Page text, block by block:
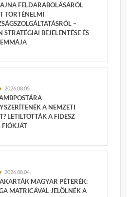
FELDARABOLÁSÁRÓL
TÖRTÉNELMI
–
BEJELENTÉSE ÉS
2026.08.05.
A NEMZETI
LETILTOTTÁK A FIDESZ
2026.08.04.
MAGYAR PÉTERÉK:
MATRICÁVAL JELÖLNÉK A